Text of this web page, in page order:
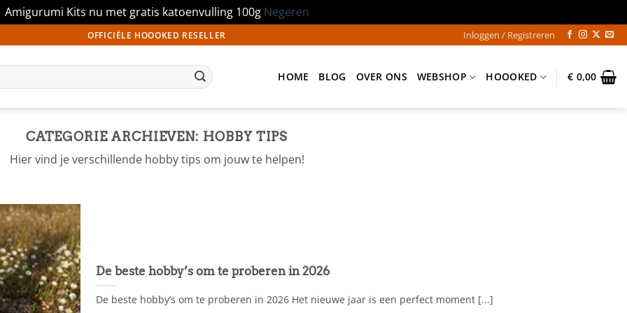
Amigurumi Kits nu met gratis katoenvulling 100g Negeren
OFFICIËLE HOOOKED RESELLER Inloggen / Registreren
HOME BLOG OVER ONS WEBSHOP HOOOKED € 0,00
CATEGORIE ARCHIEVEN: HOBBY TIPS
Hier vind je verschillende hobby tips om jouw te helpen!
De beste hobby’s om te proberen in 2026
De beste hobby’s om te proberen in 2026 Het nieuwe jaar is een perfect moment [...]